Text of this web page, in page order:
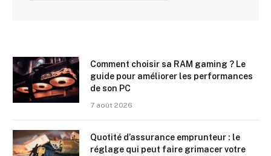
Comment choisir sa RAM gaming ? Le
guide pour améliorer les performances
de son PC
7 août 2026
Quotité d’assurance emprunteur : le
réglage qui peut faire grimacer votre